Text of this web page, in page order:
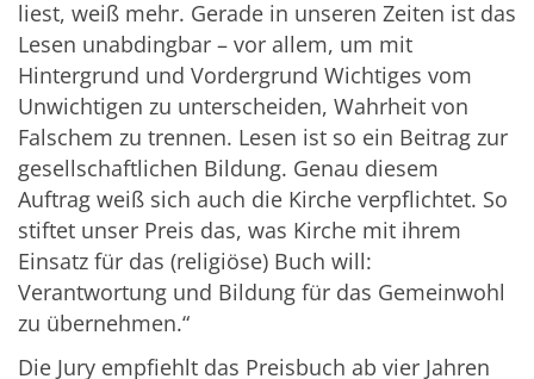
liest, weiß mehr. Gerade in unseren Zeiten ist das
Lesen unabdingbar – vor allem, um mit
Hintergrund und Vordergrund Wichtiges vom
Unwichtigen zu unterscheiden, Wahrheit von
Falschem zu trennen. Lesen ist so ein Beitrag zur
gesellschaftlichen Bildung. Genau diesem
Auftrag weiß sich auch die Kirche verpflichtet. So
stiftet unser Preis das, was Kirche mit ihrem
Einsatz für das (religiöse) Buch will:
Verantwortung und Bildung für das Gemeinwohl
zu übernehmen.“
Die Jury empfiehlt das Preisbuch ab vier Jahren